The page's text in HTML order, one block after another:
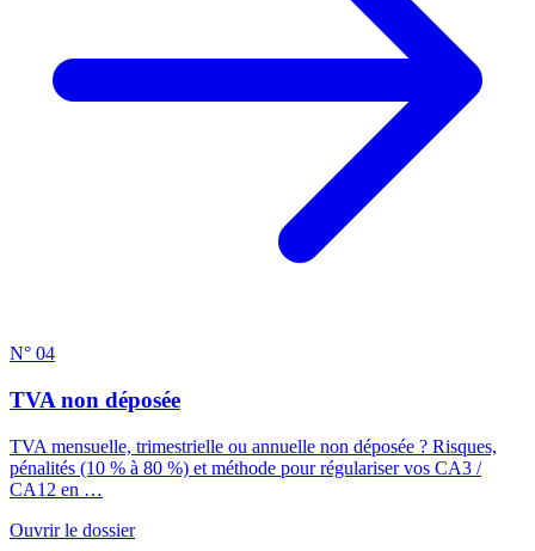
N° 04
TVA non déposée
TVA mensuelle, trimestrielle ou annuelle non déposée ? Risques,
pénalités (10 % à 80 %) et méthode pour régulariser vos CA3 /
CA12 en …
Ouvrir le dossier